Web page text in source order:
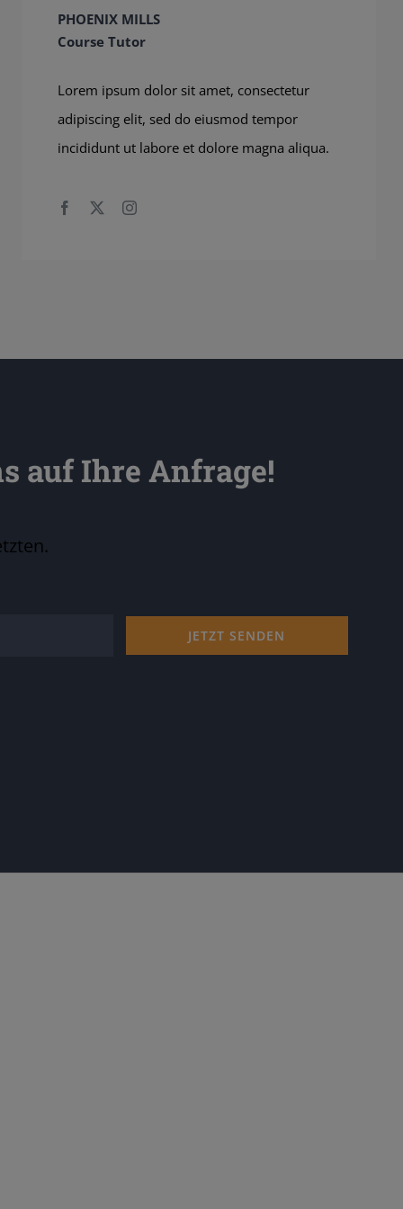
PHOENIX MILLS
Course Tutor
Lorem ipsum dolor sit amet, consectetur
adipiscing elit, sed do eiusmod tempor
incididunt ut labore et dolore magna aliqua.
auf Ihre Anfrage!
JETZT SENDEN